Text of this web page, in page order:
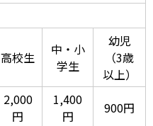
高校生
中・小
学生
幼児
（3歳
以上）
2,000
円
1,400
円
900円